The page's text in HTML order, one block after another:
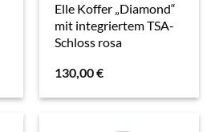
Elle Koffer „Diamond“
mit integriertem TSA-
Schloss rosa
130,00€